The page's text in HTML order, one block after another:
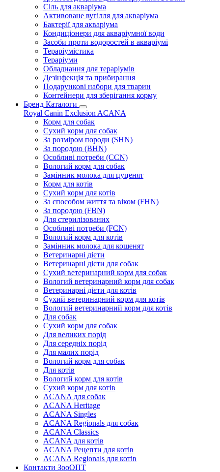
Сіль для акваріума
Активоване вугілля для акваріума
Бактерії для акваріума
Кондиціонери для акваріумної води
Засоби проти водоростей в акваріумі
Тераріумістика
Тераріуми
Обладнання для тераріумів
Дезінфекція та прибирання
Подарункові набори для тварин
Контейнери для зберігання корму
Бренд Каталоги
Royal Canin Exclusion ACANA
Корм для собак
Сухий корм для собак
За розміром породи (SHN)
За породою (BHN)
Особливі потреби (CCN)
Вологий корм для собак
Замінник молока для цуценят
Корм для котів
Сухий корм для котів
За способом життя та віком (FHN)
За породою (FBN)
Для стерилізованих
Особливі потреби (FCN)
Вологий корм для котів
Замінник молока для кошенят
Ветеринарні дієти
Ветеринарні дієти для собак
Сухий ветеринарний корм для собак
Вологий ветеринарний корм для собак
Ветеринарні дієти для котів
Сухий ветеринарний корм для котів
Вологий ветеринарний корм для котів
Для собак
Сухий корм для собак
Для великих порід
Для середніх порід
Для малих порід
Вологий корм для собак
Для котів
Вологий корм для котів
Сухий корм для котів
ACANA для собак
ACANA Heritage
ACANA Singles
ACANA Regionals для собак
ACANA Classics
ACANA для котів
ACANA Рецепти для котів
ACANA Regionals для котів
Контакти ЗооОПТ